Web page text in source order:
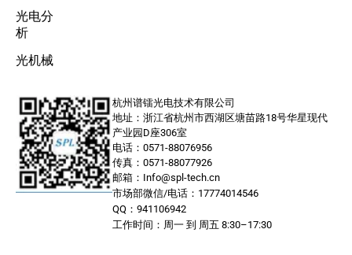
光电分
析
光机械
杭州谱镭光电技术有限公司
地址：浙江省杭州市西湖区塘苗路18号华星现代
产业园D座306室
电话：0571-88076956
传真：0571-88077926
邮箱：Info@spl-tech.cn
市场部微信/电话：17774014546
QQ：941106942
工作时间：周一 到 周五 8:30–17:30